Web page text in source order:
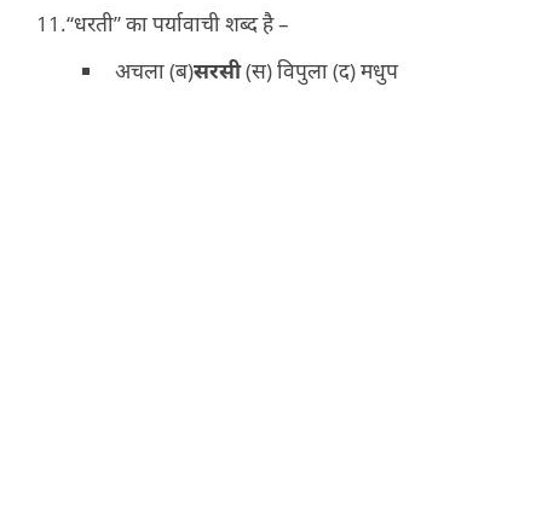
“धरती” का पर्यावाची शब्द है –
अचला (ब)सरसी(स) विपुला (द) मधुप